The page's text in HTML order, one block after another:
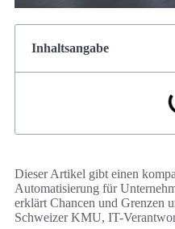
Inhaltsangabe
Dieser Artikel gibt einen
Automatisierung für
erklärt Chancen und Grenzen
Schweizer KMU, IT-